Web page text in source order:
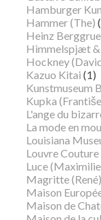
Hamburger
Hammer (The)
Heinz
Himmelspjæt
Hockney
Kazuo Kitai (1)
Kunstmuseum
Kupka
L'ange du
La mode en
Louisiana
Louvre
Luce
Magritte (René)
Maison
Maison de